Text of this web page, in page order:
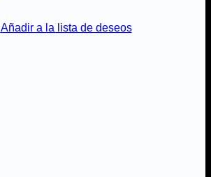
Añadir a la lista de deseos